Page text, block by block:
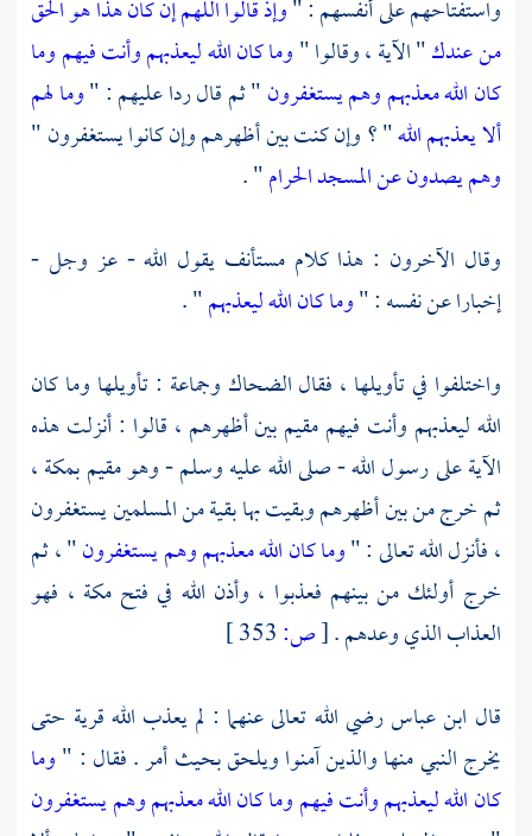
واستفتاحهم على أنفسهم : "وإذ قالوا اللهم إن كان هذا هو الحق
من عندك" الآية ، وقالوا "وما كان الله ليعذبهم وأنت فيهم وما
كان الله معذبهم وهم يستغفرون" ثم قال ردا عليهم : "وما لهم
ألا يعذبهم الله" ؟ وإن كنت بين أظهرهم وإن كانوا يستغفرون "
وهم يصدون عن المسجد الحرام" .
وقال الآخرون : هذا كلام مستأنف يقول الله - عز وجل -
إخبارا عن نفسه : "وما كان الله ليعذبهم" .
واختلفوا في تأويلها ، فقالالضحاك وجماعة : تأويلها وما كان
الله ليعذبهم وأنت فيهم مقيم بين أظهرهم ، قالوا : أنزلت هذه
الآية على رسول الله - صلى الله عليه وسلم - وهو مقيمبمكة،
ثم خرج من بين أظهرهم وبقيت بها بقية من المسلمين يستغفرون
، فأنزل الله تعالى : "وما كان الله معذبهم وهم يستغفرون" ، ثم
خرج أولئك من بينهم فعذبوا ، وأذن الله في فتحمكة ، فهو
العذاب الذي وعدهم .[ص:
قال ابن عباسرضي الله تعالى عنهما : لم يعذب الله قرية حتى
يخرج النبي منها والذين آمنوا ويلحق بحيث أمر . فقال : "وما
كان الله ليعذبهم وأنت فيهم وما كان الله معذبهم وهم يستغفرون